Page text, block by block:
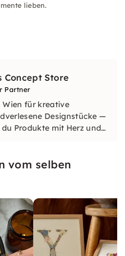
lieben.
Concept Store
Partner
Wien für kreative
Designstücke —
Produkte mit Herz und
vom selben